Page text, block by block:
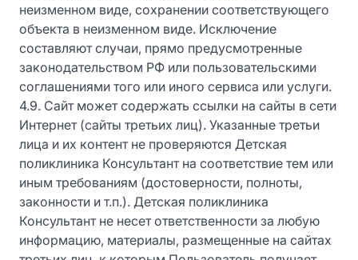
неизменном виде, сохранении соответствующего
объекта в неизменном виде. Исключение
составляют случаи, прямо предусмотренные
законодательством РФ или пользовательскими
соглашениями того или иного сервиса или услуги.
4.9. Сайт может содержать ссылки на сайты в сети
Интернет (сайты третьих лиц). Указанные третьи
лица и их контент не проверяются Детская
поликлиника Консультант на соответствие тем или
иным требованиям (достоверности, полноты,
законности и т.п.). Детская поликлиника
Консультант не несет ответственности за любую
информацию, материалы, размещенные на сайтах